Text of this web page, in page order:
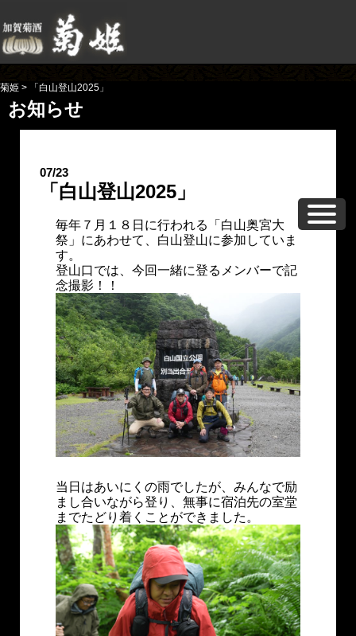
菊姫 > 「白山登山2025」
お知らせ
07/23
「白山登山2025」
毎年７月１８日に行われる「白山奥宮大
祭」にあわせて、白山登山に参加していま
す。
登山口では、今回一緒に登るメンバーで記
念撮影！！
当日はあいにくの雨でしたが、みんなで励
まし合いながら登り、無事に宿泊先の室堂
までたどり着くことができました。